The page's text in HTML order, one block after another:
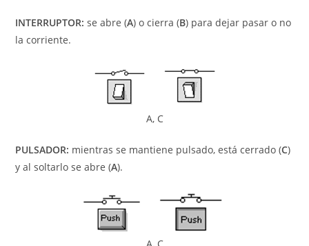
INTERRUPTOR: se abre (A) o cierra (B) para dejar pasar o no
la corriente.
A, C
PULSADOR: mientras se mantiene pulsado, está cerrado (C)
y al soltarlo se abre (A).